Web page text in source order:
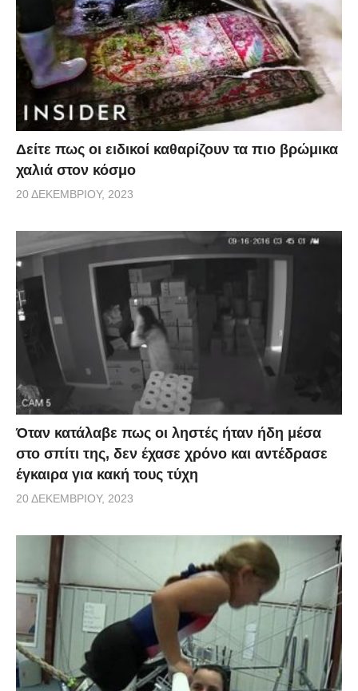
Δείτε πως οι ειδικοί καθαρίζουν τα πιο βρώμικα
χαλιά στον κόσμο
20 ΔΕΚΕΜΒΡΊΟΥ, 2023
Όταν κατάλαβε πως οι ληστές ήταν ήδη μέσα
στο σπίτι της, δεν έχασε χρόνο και αντέδρασε
έγκαιρα για κακή τους τύχη
20 ΔΕΚΕΜΒΡΊΟΥ, 2023